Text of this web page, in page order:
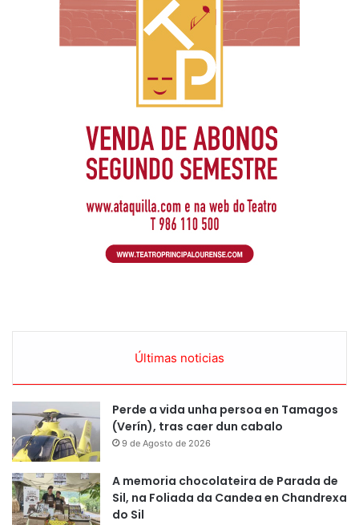
Últimas noticias
Perde a vida unha persoa en Tamagos
(Verín), tras caer dun cabalo
9 de Agosto de 2026
A memoria chocolateira de Parada de
Sil, na Foliada da Candea en Chandrexa
do Sil